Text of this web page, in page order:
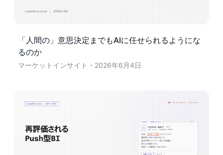
「人間の」意思決定までもAIに任せられるようにな
るのか
マーケットインサイト 2026年6月4日